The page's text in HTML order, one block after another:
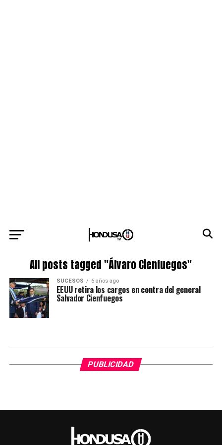
All posts tagged "Álvaro Cienfuegos"
SUCESOS 6 años ago
EEUU retira los cargos en contra del general
Salvador Cienfuegos
PUBLICIDAD